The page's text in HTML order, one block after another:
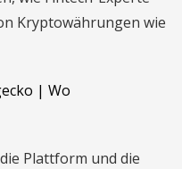
Kryptowährungen wie
| Wo
Plattform und die